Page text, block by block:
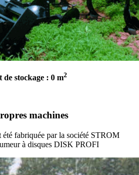
de stockage : 0 m2
machines
fabriquée par la société STROM
à disques DISK PROFI